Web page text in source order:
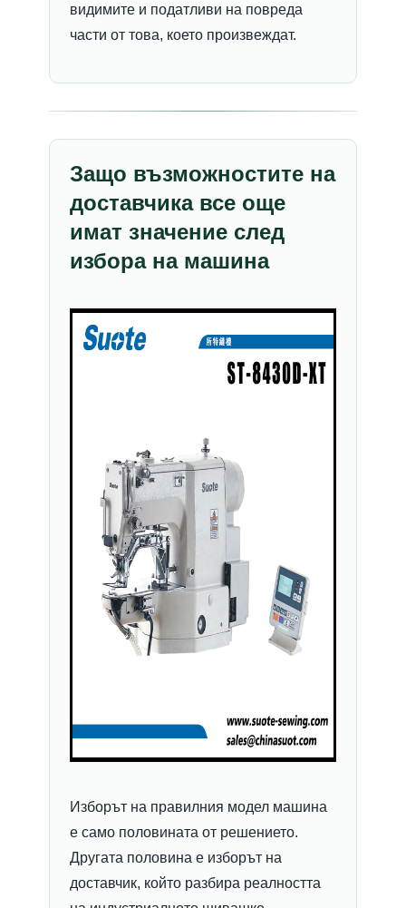
видимите и податливи на повреда
части от това, което произвеждат.
Защо възможностите на
доставчика все още
имат значение след
избора на машина
Изборът на правилния модел машина
е само половината от решението.
Другата половина е изборът на
доставчик, който разбира реалността